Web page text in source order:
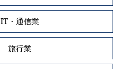
IT・通信業
旅行業